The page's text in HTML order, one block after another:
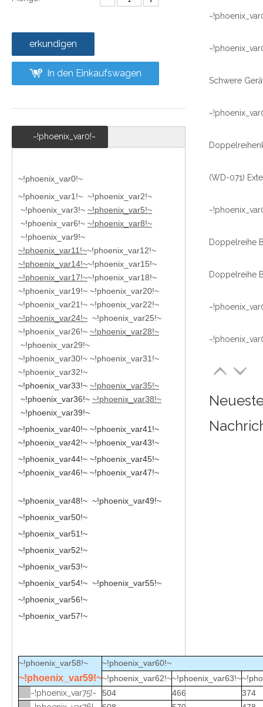
erkundigen
In den Einkaufswagen
~!phoenix_var0!~
~!phoenix_var0!~
~!phoenix_var1!~ ~!phoenix_var2!~
~!phoenix_var3!~ ~!phoenix_var5!~
~!phoenix_var6!~ ~!phoenix_var8!~
~!phoenix_var9!~
~!phoenix_var11!~~!phoenix_var12!~
~!phoenix_var14!~~!phoenix_var15!~
~!phoenix_var17!~~!phoenix_var18!~
~!phoenix_var19!~ ~!phoenix_var20!~
~!phoenix_var21!~ ~!phoenix_var22!~
~!phoenix_var24!~ ~!phoenix_var25!~
~!phoenix_var26!~ ~!phoenix_var28!~
~!phoenix_var29!~
~!phoenix_var30!~ ~!phoenix_var31!~
~!phoenix_var32!~
~!phoenix_var33!~ ~!phoenix_var35!~
~!phoenix_var36!~ ~!phoenix_var38!~
~!phoenix_var39!~
~!phoenix_var40!~ ~!phoenix_var41!~
~!phoenix_var42!~ ~!phoenix_var43!~
~!phoenix_var44!~ ~!phoenix_var45!~
~!phoenix_var46!~ ~!phoenix_var47!~
~!phoenix_var48!~ ~!phoenix_var49!~
~!phoenix_var50!~
~!phoenix_var51!~
~!phoenix_var52!~
~!phoenix_var53!~
~!phoenix_var54!~ ~!phoenix_var55!~
~!phoenix_var56!~
~!phoenix_var57!~
~!phoenix_var58!~
~!phoenix_var59!~
~!phoenix_var60!~
~!phoenix_var62!~~!phoenix_var63!~
~!phoenix_var75!~
504 466
374